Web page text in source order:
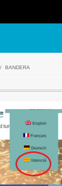
BANDERA